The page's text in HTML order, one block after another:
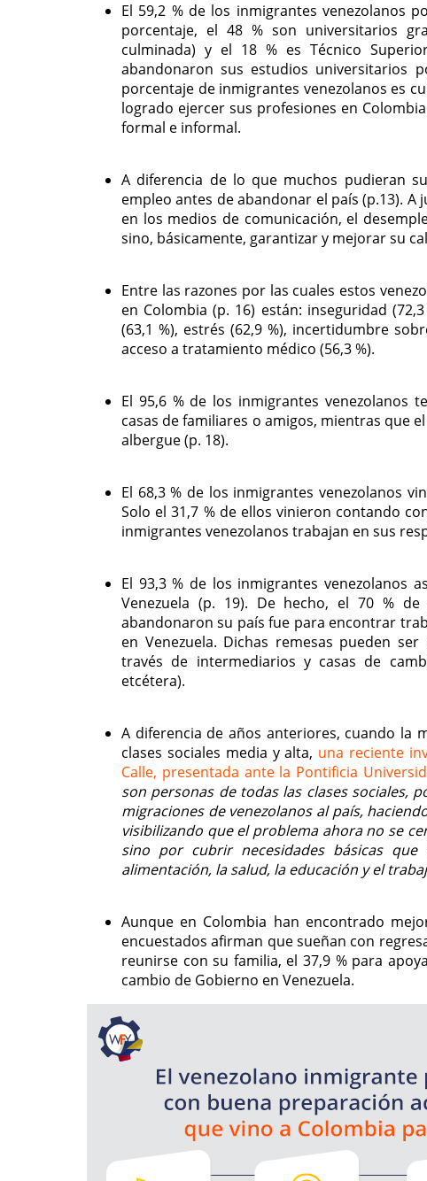
El 59,2 % de los inmigrantes venezolanos
porcentaje, el 48 % son universitarios
culminada) y el 18 % es Técnico
abandonaron sus estudios universitarios
porcentaje de inmigrantes venezolanos es
logrado ejercer sus profesiones en
formal e informal.
A diferencia de lo que muchos pudieran
empleo antes de abandonar el país (p.13).
en los medios de comunicación, el
sino, básicamente, garantizar y mejorar su
Entre las razones por las cuales estos
en Colombia (p. 16) están: inseguridad
(63,1 %), estrés (62,9 %), incertidumbre
acceso a tratamiento médico (56,3 %).
El 95,6 % de los inmigrantes venezolanos
casas de familiares o amigos, mientras que
albergue (p. 18).
El 68,3 % de los inmigrantes venezolanos
Solo el 31,7 % de ellos vinieron contando
inmigrantes venezolanos trabajan en sus
El 93,3 % de los inmigrantes venezolanos
Venezuela (p. 19). De hecho, el 70 %
abandonaron su país fue para encontrar
en Venezuela. Dichas remesas pueden
través de intermediarios y casas de
etcétera).
A diferencia de años anteriores, cuando la
clases sociales media y alta, una reciente
Calle, presentada ante la Pontificia
son personas de todas las clases sociales,
migraciones de venezolanos al país,
visibilizando que el problema ahora no se
sino por cubrir necesidades básicas
alimentación, la salud, la educación y el
Aunque en Colombia han encontrado
encuestados afirman que sueñan con
reunirse con su familia, el 37,9 % para
cambio de Gobierno en Venezuela.